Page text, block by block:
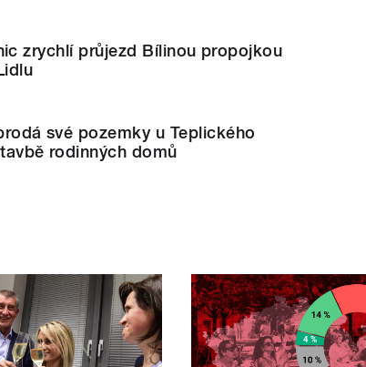
zrychlí průjezd Bílinou propojkou
své pozemky u Teplického
rodinných domů